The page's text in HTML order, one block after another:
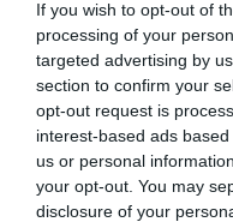
If you wish to opt-out of
processing of your
targeted advertising by
section to confirm your
opt-out request is
interest-based ads
us or personal
your opt-out. You may
disclosure of your